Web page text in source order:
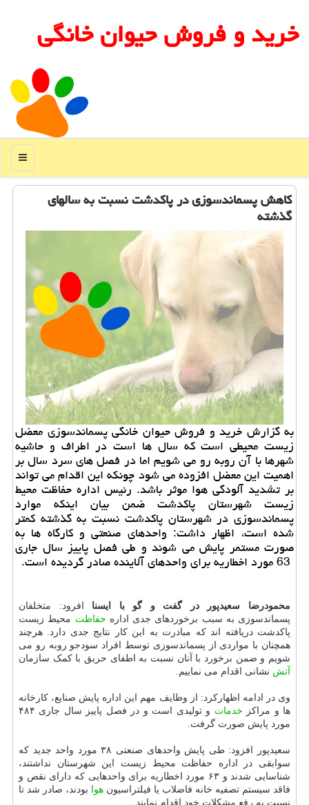
خرید و فروش حیوان خانگی
منو
كاهش پسماندسوزی در پاكدشت نسبت به سالهای
گذشته
به گزارش خرید و فروش حیوان خانگی پسماندسوزی معضل
زیست محیطی است که سال ها است در اطراف و حاشیه
شهرها با آن روبه رو می شویم اما در فصل های سرد سال بر
اهمیت این معضل افزوده می شود چونکه این اقدام می تواند
بر تشدید آلودگی هوا موثر باشد. رئیس اداره حفاظت محیط
زیست شهرستان پاکدشت ضمن بیان اینکه موارد
پسماندسوزی در شهرستان پاکدشت نسبت به گذشته کمتر
شده است، اظهار داشت: واحدهای صنعتی و کارگاه ها به
صورت مستمر پایش می شوند و طی فصل پاییز سال جاری
محمودرضا سعیدپور در گفت و گو با ایسنا افرود: متخلفان
پسماندسوزی به سبب برخوردهای جدی اداره حفاظت محیط زیست
پاکدشت دریافته اند که مبادرت به این کار نتایج جدی دارد. هرچند
همچنان با مواردی از پسماندسوزی توسط افراد سودجو روبه رو می
شویم و ضمن برخورد با آنان نسبت به اطفای حریق با کمک سازمان
آتش نشانی اقدام می نماییم.
وی در ادامه اظهارکرد: از وظایف مهم این اداره پایش صنایع، کارخانه
ها و مراکز خدمات
و تولیدی است و در فصل پاییز سال جاری ۴۸۴
مورد پایش صورت گرفت.
سعیدپور افزود: طی پایش واحدهای صنعتی ۳۸ مورد واحد جدید که
سوابقی در اداره حفاظت محیط زیست این شهرستان نداشتند،
شناسایی شدند و ۶۳ مورد اخطاریه برای واحدهایی که دارای نقص و
فاقد سیستم تصفیه خانه فاضلاب یا فیلتراسیون هوا بودند، صادر شد تا
نسبت به رفع مشکلات خود اقدام نمایند.